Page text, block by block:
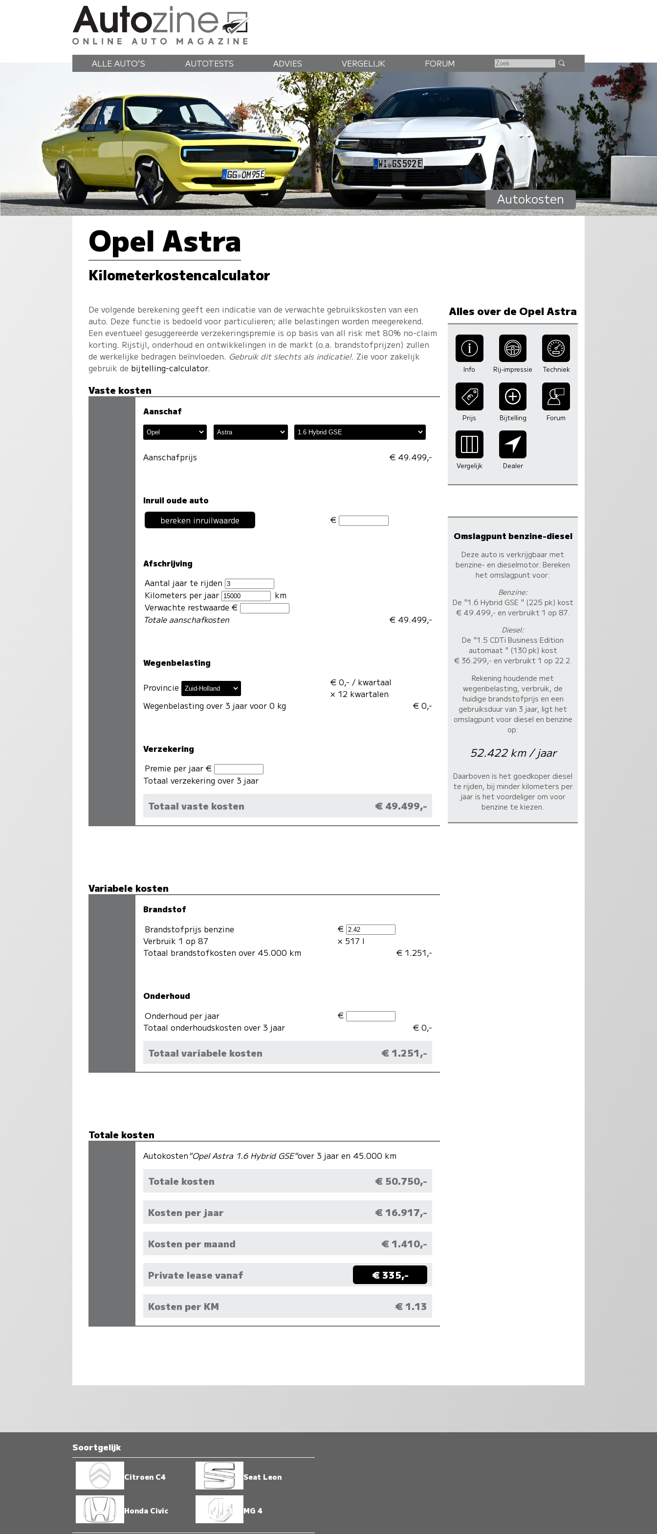
ALLE AUTO'S AUTOTESTS ADVIES VERGELIJK FORUM
Autokosten
Opel Astra
Kilometerkostencalculator
De volgende berekening geeft een indicatie van de verwachte gebruikskosten van een
auto. Deze functie is bedoeld voor particulieren; alle belastingen worden meegerekend.
Een eventueel gesuggereerde verzekeringspremie is op basis van all risk met 80% no-claim
korting. Rijstijl, onderhoud en ontwikkelingen in de markt (o.a. brandstofprijzen) zullen
de werkelijke bedragen beïnvloeden. Gebruik dit slechts als indicatie!. Zie voor zakelijk
gebruik de bijtelling-calculator.
Vaste kosten
Aanschaf
Aanschafprijs € 49.499,-
Inruil oude auto
bereken inruilwaarde
€
Afschrijving
Aantal jaar te rijden
Kilometers per jaar
km
Verwachte restwaarde €
Totale aanschafkosten
€ 49.499,-
Wegenbelasting
Provincie
Wegenbelasting over 3 jaar voor 0 kg
€ 0,- / kwartaal
× 12 kwartalen
€ 0,-
Verzekering
Premie per jaar €
Totaal verzekering over 3 jaar
Totaal vaste kosten € 49.499,-
Variabele kosten
Brandstof
Brandstofprijs benzine
Verbruik 1 op 87
Totaal brandstofkosten over 45.000 km
€
× 517 l
€ 1.251,-
Onderhoud
Onderhoud per jaar
Totaal onderhoudskosten over 3 jaar
€
€ 0,-
Totaal variabele kosten € 1.251,-
Totale kosten
Autokosten"Opel Astra 1.6 Hybrid GSE"over 3 jaar en 45.000 km
Totale kosten € 50.750,-
Kosten per jaar € 16.917,-
Kosten per maand € 1.410,-
Private lease vanaf € 335,-
Kosten per KM € 1.13
Alles over de Opel Astra
Info Rij-impressie Techniek
Prijs Bijtelling Forum
Vergelijk Dealer
Omslagpunt benzine-diesel
Deze auto is verkrijgbaar met
benzine- en dieselmotor. Bereken
het omslagpunt voor:
Benzine:
De "1.6 Hybrid GSE " (225 pk) kost
€ 49.499,- en verbruikt 1 op 87.
Diesel:
De "1.5 CDTi Business Edition
automaat " (130 pk) kost
€ 36.299,- en verbruikt 1 op 22.2.
Rekening houdende met
wegenbelasting, verbruik, de
huidige brandstofprijs en een
gebruiksduur van 3 jaar, ligt het
omslagpunt voor diesel en benzine
op:
52.422 km / jaar
Daarboven is het goedkoper diesel
te rijden, bij minder kilometers per
jaar is het voordeliger om voor
benzine te kiezen.
Soortgelijk
Citroen C4 Seat Leon
Honda Civic MG 4